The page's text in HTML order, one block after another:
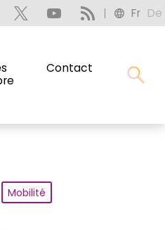
Contact
Fr De
Fr De
Mobilité